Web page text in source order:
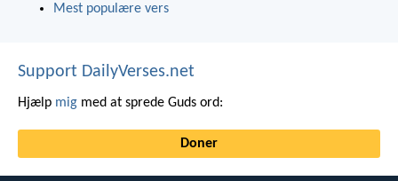
Mest populære vers
Support DailyVerses.net
Hjælp mig med at sprede Guds ord:
Doner